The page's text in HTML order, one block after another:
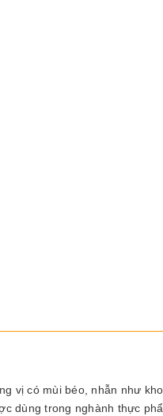
vị có mùi béo, nhẫn như
dùng trong nghành thực